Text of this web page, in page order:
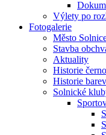
Výlety po
Fotogalerie
Město
Stavba
Aktuality
Historie
Historie
Solnické